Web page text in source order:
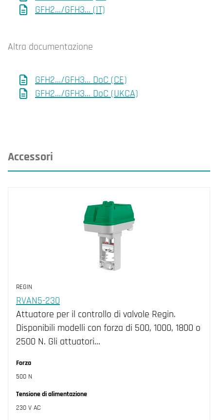
GFH2.../GFH3... (IT)
Altra documentazione
GFH2.../GFH3... DoC (CE)
GFH2.../GFH3... DoC (UKCA)
Accessori
REGIN
RVAN5-230
Attuatore per il controllo di valvole Regin.
Disponibili modelli con forza di 500, 1000, 1800 o
2500 N. Gli attuatori…
Forza
500 N
Tensione di alimentazione
230 V AC